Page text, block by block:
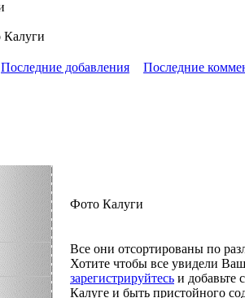
Последние добавления Последние
Фото Калуги
Все они отсортированы по
Хотите чтобы все увидели
зарегистрируйтесь и добавьте
Калуге и быть пристойного